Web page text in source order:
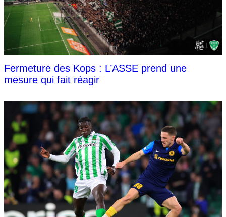
Fermeture des Kops : L’ASSE prend une
mesure qui fait réagir